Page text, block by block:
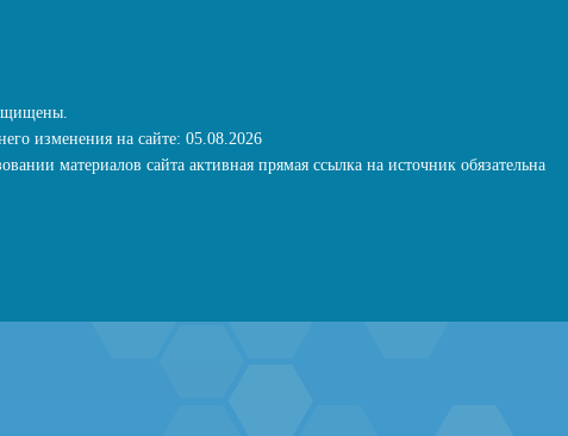
изменения на сайте: 05.08.2026
материалов сайта активная прямая ссылка на источник обязательна